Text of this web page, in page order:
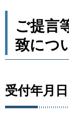
ご提言
致につ
受付年月日